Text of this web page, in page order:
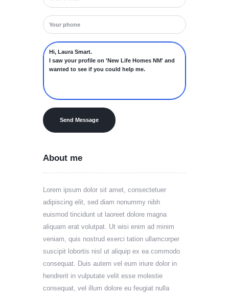
Send Message
About me
Lorem ipsum dolor sit amet, consectetuer
adipiscing elit, sed diam nonummy nibh
euismod tincidunt ut laoreet dolore magna
aliquam erat volutpat. Ut wisi enim ad minim
veniam, quis nostrud exerci tation ullamcorper
suscipit lobortis nisl ut aliquip ex ea commodo
consequat. Duis autem vel eum iriure dolor in
hendrerit in vulputate velit esse molestie
consequat, vel illum dolore eu feugiat nulla